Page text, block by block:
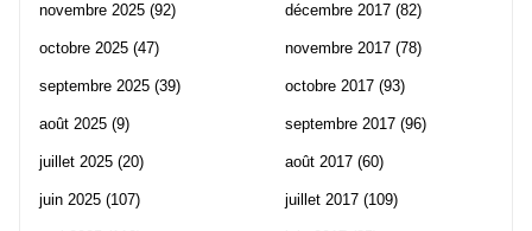
novembre 2025 (92)
octobre 2025 (47)
septembre 2025 (39)
août 2025 (9)
juillet 2025 (20)
juin 2025 (107)
décembre 2017 (82)
novembre 2017 (78)
octobre 2017 (93)
septembre 2017 (96)
août 2017 (60)
juillet 2017 (109)